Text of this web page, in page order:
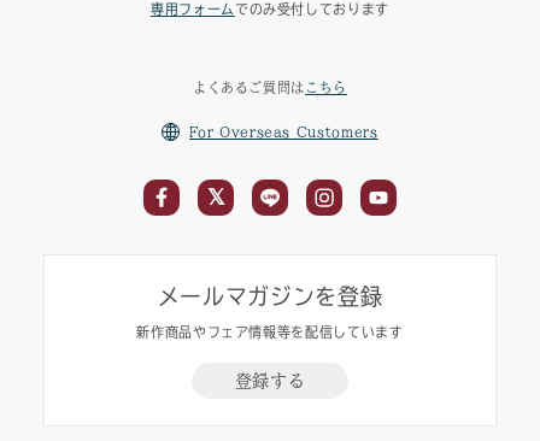
専用フォーム でのみ受付しております
よくあるご質問は こちら
For Overseas Customers
メールマガジンを登録
新作商品やフェア情報等を配信しています
登録する